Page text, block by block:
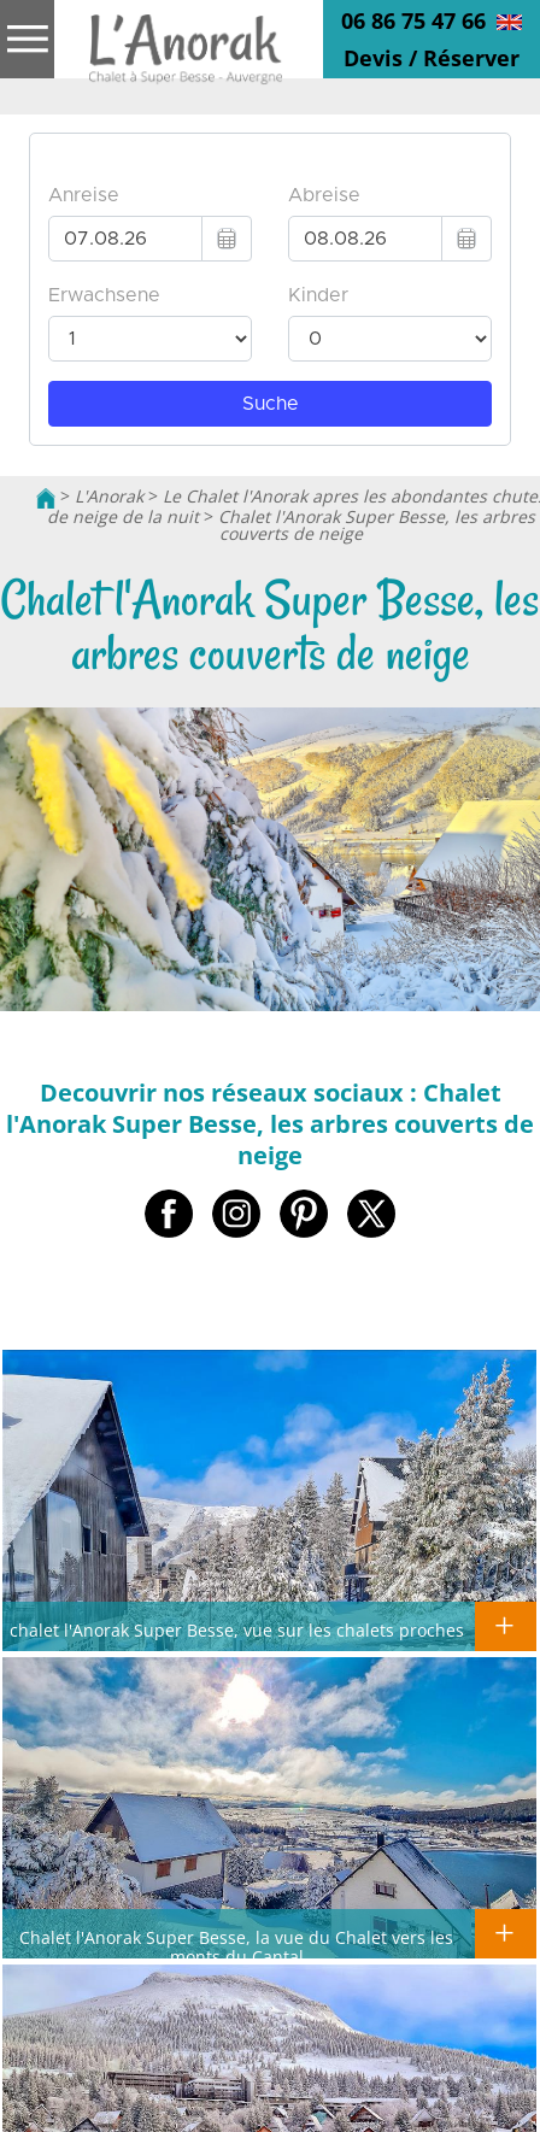
06 86 75 47 66
Devis / Réserver
> L'Anorak> Le Chalet l'Anorak apres les abondantes
de neige de la nuit> Chalet l'Anorak Super Besse, les arbres
couverts de neige
Chalet l'Anorak Super Besse, les
arbres couverts de neige
Decouvrir nos réseaux sociaux : Chalet
l'Anorak Super Besse, les arbres couverts de
neige
chalet l'Anorak Super Besse, vue sur les chalets proches
Chalet l'Anorak Super Besse, la vue du Chalet vers les
monts du Cantal